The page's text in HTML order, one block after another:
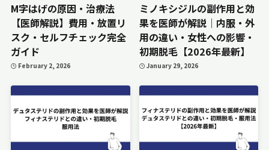
M字はげの原因・治療法
【医師解説】費用・放置リ
スク・セルフチェック完全
ガイド
February 2, 2026
ミノキシジルの副作用と効
果を医師が解説｜内服・外
用の違い・女性への影響・
初期脱毛【2026年最新】
January 29, 2026